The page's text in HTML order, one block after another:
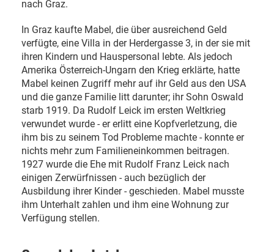
nach Graz.
In Graz kaufte Mabel, die über ausreichend Geld
verfügte, eine Villa in der Herdergasse 3, in der sie mit
ihren Kindern und Hauspersonal lebte. Als jedoch
Amerika Österreich-Ungarn den Krieg erklärte, hatte
Mabel keinen Zugriff mehr auf ihr Geld aus den USA
und die ganze Familie litt darunter; ihr Sohn Oswald
starb 1919. Da Rudolf Leick im ersten Weltkrieg
verwundet wurde - er erlitt eine Kopfverletzung, die
ihm bis zu seinem Tod Probleme machte - konnte er
nichts mehr zum Familieneinkommen beitragen.
1927 wurde die Ehe mit Rudolf Franz Leick nach
einigen Zerwürfnissen - auch bezüglich der
Ausbildung ihrer Kinder - geschieden. Mabel musste
ihm Unterhalt zahlen und ihm eine Wohnung zur
Verfügung stellen.